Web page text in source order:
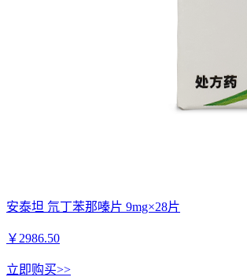
安泰坦 氘丁苯那嗪片 9mg×28片
￥ 2986.50
立即购买>>